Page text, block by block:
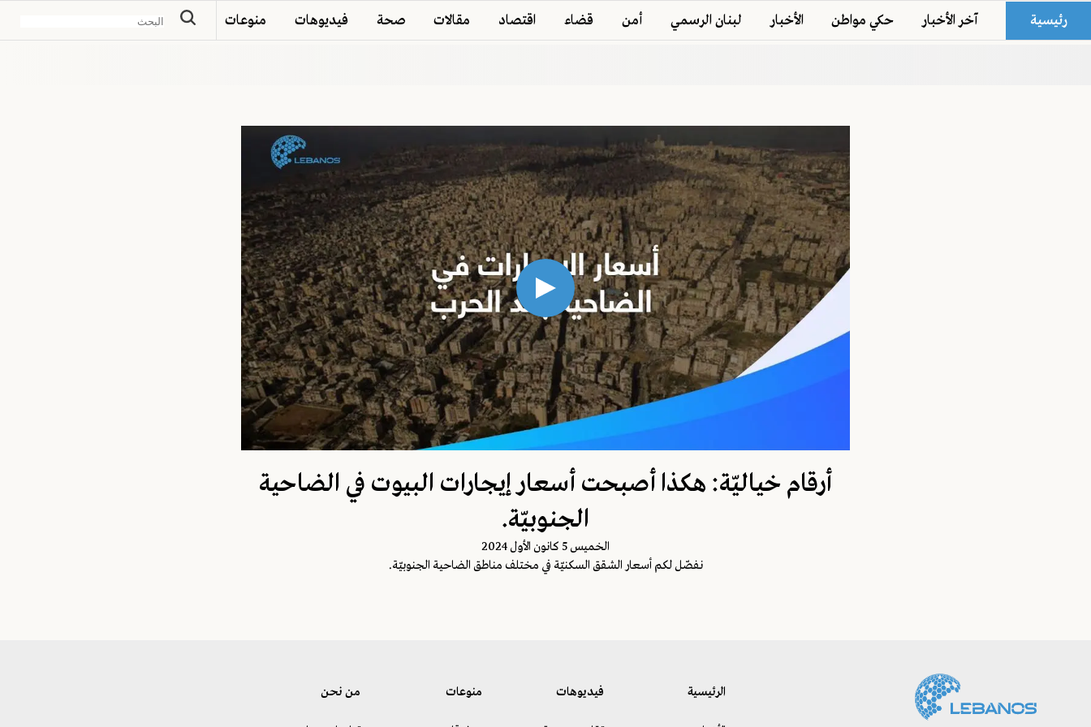
رئيسية آخر الأخبار حكي مواطن الأخبار لبنان الرسمي أمن قضاء اقتصاد مقالات صحة فيديوهات منوعات
أرقام خياليّة: هكذا أصبحت أسعار إيجارات البيوت في الضاحية
الجنوبيّة.
الخميس 5 كانون الأول 2024
نفصّل لكم أسعار الشقق السكنيّة في مختلف مناطق الضاحية الجنوبيّة.
الرئيسية فيديوهات منوعات من نحن